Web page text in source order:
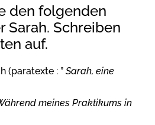
den folgenden
Sarah. Schreiben
auf.
(paratexte : ” Sarah, eine
meines Praktikums in